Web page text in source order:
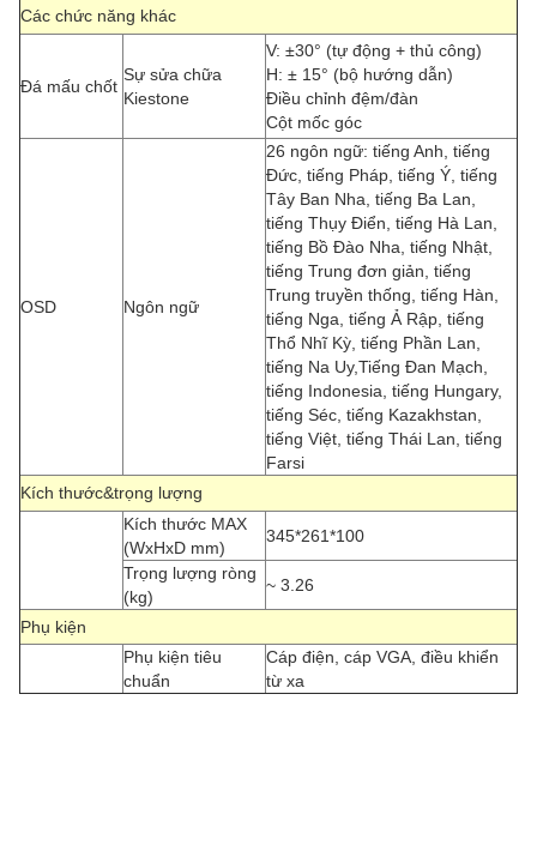
Các chức năng khác
Đá mấu chốt
Sự sửa chữa
Kiestone
V: ±30° (tự động + thủ công)
H: ± 15° (bộ hướng dẫn)
Điều chỉnh đệm/đàn
Cột mốc góc
OSD Ngôn ngữ
26 ngôn ngữ: tiếng Anh, tiếng
Đức, tiếng Pháp, tiếng Ý, tiếng
Tây Ban Nha, tiếng Ba Lan,
tiếng Thụy Điển, tiếng Hà Lan,
tiếng Bồ Đào Nha, tiếng Nhật,
tiếng Trung đơn giản, tiếng
Trung truyền thống, tiếng Hàn,
tiếng Nga, tiếng Ả Rập, tiếng
Thổ Nhĩ Kỳ, tiếng Phần Lan,
tiếng Na Uy,Tiếng Đan Mạch,
tiếng Indonesia, tiếng Hungary,
tiếng Séc, tiếng Kazakhstan,
tiếng Việt, tiếng Thái Lan, tiếng
Farsi
Kích thước&trọng lượng
Kích thước MAX
(WxHxD mm)
345*261*100
Trọng lượng ròng
(kg)
~ 3.26
Phụ kiện
Phụ kiện tiêu
chuẩn
Cáp điện, cáp VGA, điều khiển
từ xa